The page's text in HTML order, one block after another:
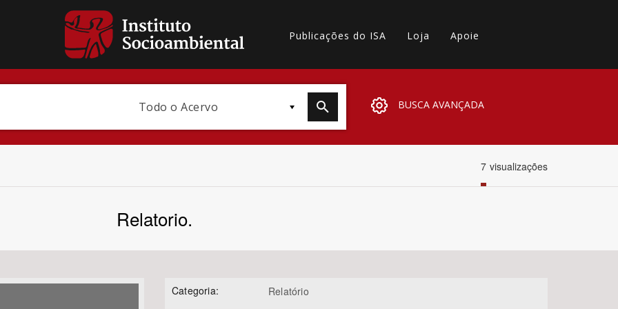
Publicações do ISA Loja Apoie
Todo o Acervo BUSCA AVANÇADA
7 visualizações
Relatorio.
Categoria: Relatório